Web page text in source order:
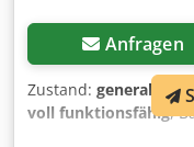
Anfragen
Zustand:
voll funktionsfähig,
,